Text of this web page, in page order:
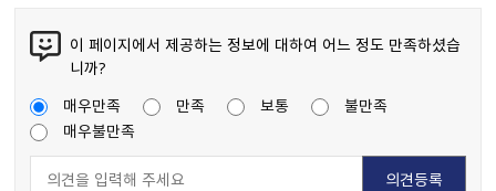
이 페이지에서 제공하는 정보에 대하여 어느 정도 만족하셨습
니까?
매우만족
만족 보통
불만족
매우불만족